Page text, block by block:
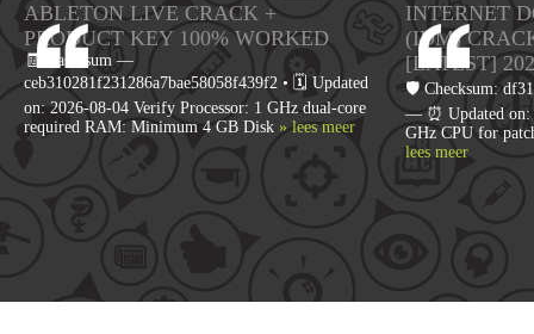
ABLETON LIVE CRACK +
PRODUCT KEY 100% WORKED
🧾 Hash-sum —
ceb310281f231286a7bae58058f439f2 • 🗓 Updated
on: 2026-08-04 Verify Processor: 1 GHz dual-core
required RAM: Minimum 4 GB Disk » lees meer
INTERNET
(IDM)
[LATEST]
🛡️ Checksum:
— ⏰ Updated on:
GHz CPU for
lees meer